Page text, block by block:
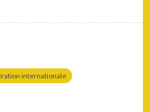
internationale